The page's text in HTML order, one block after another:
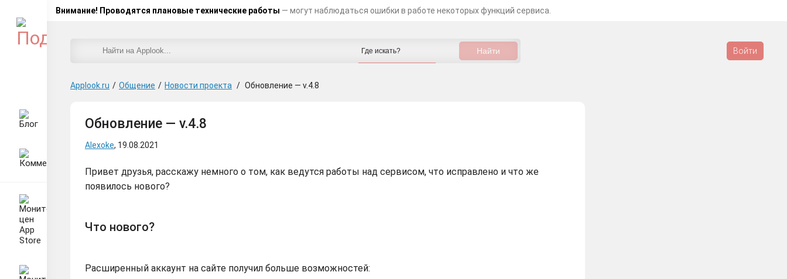
Внимание! Проводятся плановые технические работы — могут наблюдаться ошибки в работе некоторых функций сервиса.
Войти
Applook.ru / Общение / Новости проекта / Обновление — v.4.8
Обновление — v.4.8
Alexoke, 19.08.2021
Привет друзья, расскажу немного о том, как ведутся работы над сервисом, что исправлено и что же
появилось нового?
Что нового?
Расширенный аккаунт на сайте получил больше возможностей: